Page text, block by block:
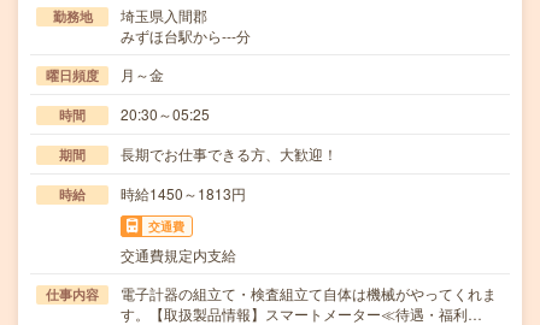
勤務地
埼玉県入間郡
みずほ台駅から---分
曜日頻度 月～金
時間 20:30～05:25
期間 長期でお仕事できる方、大歓迎！
時給 時給1450～1813円
交通費
交通費規定内支給
仕事内容
電子計器の組立て・検査組立て自体は機械がやってくれま
す。【取扱製品情報】スマートメーター≪待遇・福利…